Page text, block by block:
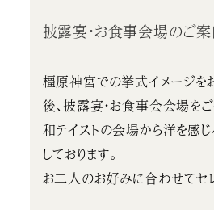
披露宴・お食事会場のご
橿原神宮での挙式イメージを
後、披露宴・お食事会会場をご
和テイストの会場から洋を感
しております。
お二人のお好みに合わせてセレ